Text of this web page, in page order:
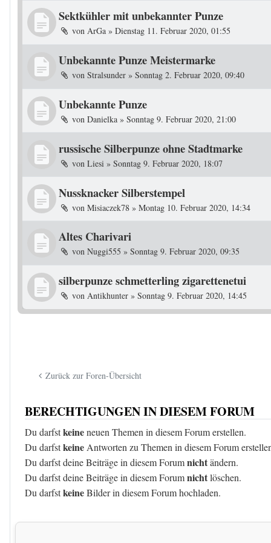
Sektkühler mit unbekannter Punze
von ArGa » Dienstag 11. Februar 2020, 01:55
Unbekannte Punze Meistermarke
von Stralsunder » Sonntag 2. Februar 2020, 09:40
Unbekannte Punze
von Danielka » Sonntag 9. Februar 2020, 21:00
russische Silberpunze ohne Stadtmarke
von Liesi » Sonntag 9. Februar 2020, 18:07
Nussknacker Silberstempel
von Misiaczek78 » Montag 10. Februar 2020, 14:34
Altes Charivari
von Nuggi555 » Sonntag 9. Februar 2020, 09:35
silberpunze schmetterling zigarettenetui
von Antikhunter » Sonntag 9. Februar 2020, 14:45
Zurück zur Foren-Übersicht
BERECHTIGUNGEN IN DIESEM FORUM
Du darfstkeineneuen Themen in diesem Forum erstellen.
Du darfstkeine Antworten zu Themen in diesem Forum
Du darfst deine Beiträge in diesem Forumnichtändern.
Du darfst deine Beiträge in diesem Forumnichtlöschen.
Du darfstkeineBilder in diesem Forum hochladen.